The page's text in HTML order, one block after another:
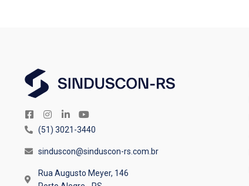
(51) 3021-3440
sinduscon@sinduscon-rs.com.br
Rua Augusto Meyer, 146